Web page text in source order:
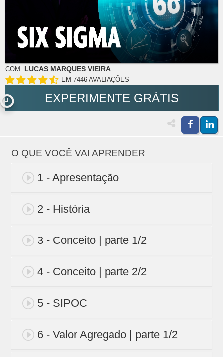
COM: LUCAS MARQUES VIEIRA
EM 7446 AVALIAÇÕES
EXPERIMENTE GRÁTIS
O QUE VOCÊ VAI APRENDER
1 - Apresentação
2 - História
3 - Conceito | parte 1/2
4 - Conceito | parte 2/2
5 - SIPOC
6 - Valor Agregado | parte 1/2